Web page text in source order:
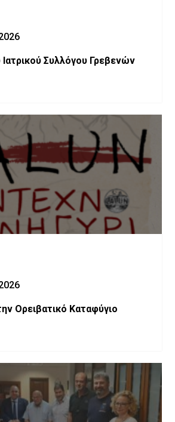
Συλλόγου Γρεβενών
Ορειβατικό Καταφύγιο